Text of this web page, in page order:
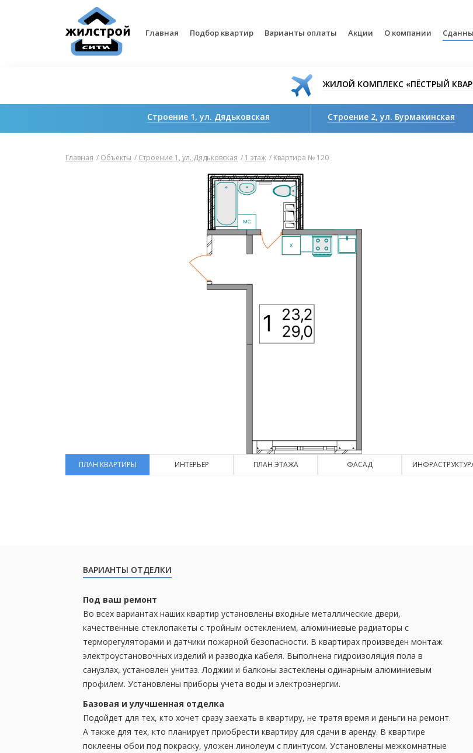
Главная Подбор квартир Варианты оплаты Акции О компании
ЖИЛОЙ КОМПЛЕКС «ПЁСТРЫЙ
Строение 1, ул. Дядьковская
Продажи завершены. Дом сдан
Строение 2, ул. Бурмакинская
Идет строительство. Продажи
Главная / Объекты / Строение 1, ул. Дядьковская / 1 этаж / Квартира № 120
ПЛАН КВАРТИРЫ ИНТЕРЬЕР ПЛАН ЭТАЖА ФАСАД
ВАРИАНТЫ ОТДЕЛКИ
Под ваш ремонт
Во всех вариантах наших квартир установлены входные металлические двери,
качественные стеклопакеты с тройным остеклением, алюминиевые радиаторы с
терморегуляторами и датчики пожарной безопасности. В квартирах произведен монтаж
электроустановочных изделий и разводка кабеля. Выполнена гидроизоляция пола в
санузлах, установлен унитаз. Лоджии и балконы застеклены одинарным алюминиевым
профилем. Установлены приборы учета воды и электроэнергии.
Базовая и улучшенная отделка
Подойдет для тех, кто хочет сразу заехать в квартиру, не тратя время и деньги на ремонт.
А также для тех, кто планирует приобрести квартиру для сдачи в аренду. В квартире
поклеены обои под покраску, уложен линолеум с плинтусом. Установлены межкомнатные